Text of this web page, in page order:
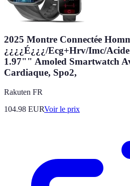
2025 Montre Connectée
¿¿¿¿É¿¿¿/Ecg+Hrv/Imc/
1.97"" Amoled Smartwatch
Cardiaque, Spo2,
Rakuten FR
104.98 EURVoir le prix